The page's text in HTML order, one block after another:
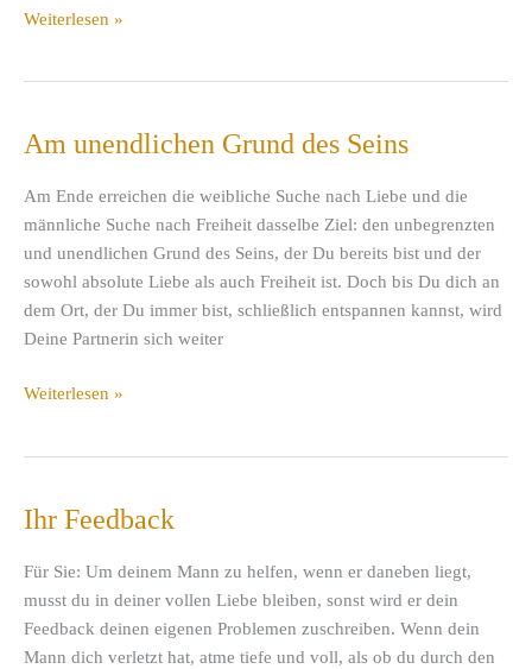
Fühle
weit
du
kannst
Weiterlesen »
Am unendlichen Grund des Seins
Am Ende erreichen die weibliche Suche nach Liebe und die
männliche Suche nach Freiheit dasselbe Ziel: den unbegrenzten
und unendlichen Grund des Seins, der Du bereits bist und der
sowohl absolute Liebe als auch Freiheit ist. Doch bis Du dich an
dem Ort, der Du immer bist, schließlich entspannen kannst, wird
Deine Partnerin sich weiter
Am
Seins
Weiterlesen »
Ihr Feedback
Für Sie: Um deinem Mann zu helfen, wenn er daneben liegt,
musst du in deiner vollen Liebe bleiben, sonst wird er dein
Feedback deinen eigenen Problemen zuschreiben. Wenn dein
Mann dich verletzt hat, atme tiefe und voll, als ob du durch den